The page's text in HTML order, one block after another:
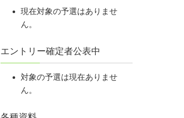
現在対象の予選はありませ
ん。
エントリー確定者公表中
対象の予選は現在ありませ
ん。